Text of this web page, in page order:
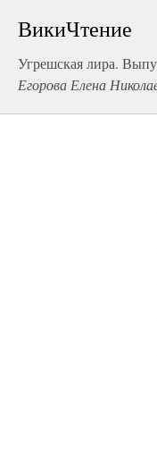
ВикиЧтение
Угрешская лира.
Егорова Елена